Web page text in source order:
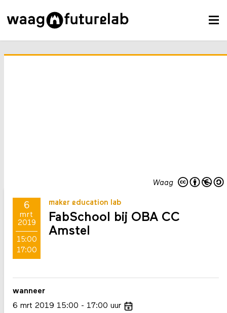
Waag
6
mrt
2019
15:00
17:00
maker education lab
FabSchool bij OBA CC
Amstel
wanneer
6 mrt 2019 15:00 17:00 uur